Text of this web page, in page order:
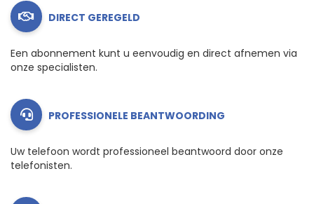
DIRECT GEREGELD
Een abonnement kunt u eenvoudig en direct afnemen via
onze specialisten.
PROFESSIONELE BEANTWOORDING
Uw telefoon wordt professioneel beantwoord door onze
telefonisten.